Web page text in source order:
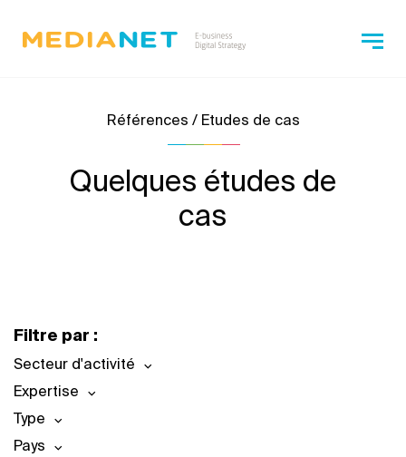
Références / Etudes de cas
Quelques études de
cas
Filtre par :
Secteur d'activité
Expertise
Type
Pays